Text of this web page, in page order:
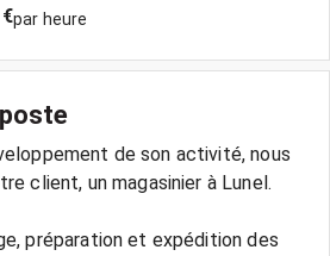
par heure
de son activité, nous
client, un magasinier à Lunel.
préparation et expédition des